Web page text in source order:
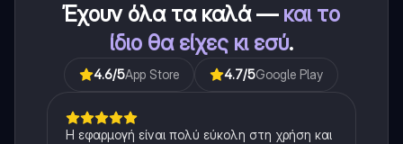
Έχουν όλα τα καλά — και το
ίδιο θα είχες κι εσύ.
4.6/5App Store 4.7/5Google Play
Η εφαρμογή είναι πολύ εύκολη στη χρήση και